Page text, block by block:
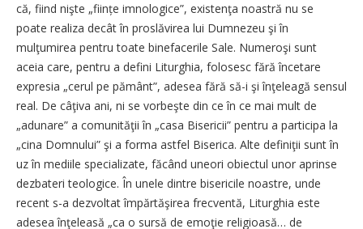
că, fiind nişte „ființe imnologice”, existenţa noastră nu se
poate realiza decât în proslăvirea lui Dumnezeu şi în
mulţumirea pentru toate binefacerile Sale. Numeroşi sunt
aceia care, pentru a defini Liturghia, folosesc fără încetare
expresia „cerul pe pământ”, adesea fără să-i şi înţeleagă sensul
real. De câţiva ani, ni se vorbeşte din ce în ce mai mult de
„adunare” a comunităţii în „casa Bisericii” pentru a participa la
„cina Domnului” şi a forma astfel Biserica. Alte definiţii sunt în
uz în mediile specializate, făcând uneori obiectul unor aprinse
dezbateri teologice. În unele dintre bisericile noastre, unde
recent s-a dezvoltat împărtăşirea frecventă, Liturghia este
adesea înţeleasă „ca o sursă de emoţie religioasă… de